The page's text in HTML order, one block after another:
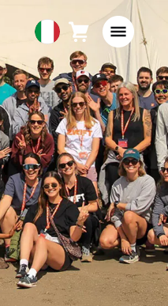
European
Union
Italiano
Carrello0
articoli